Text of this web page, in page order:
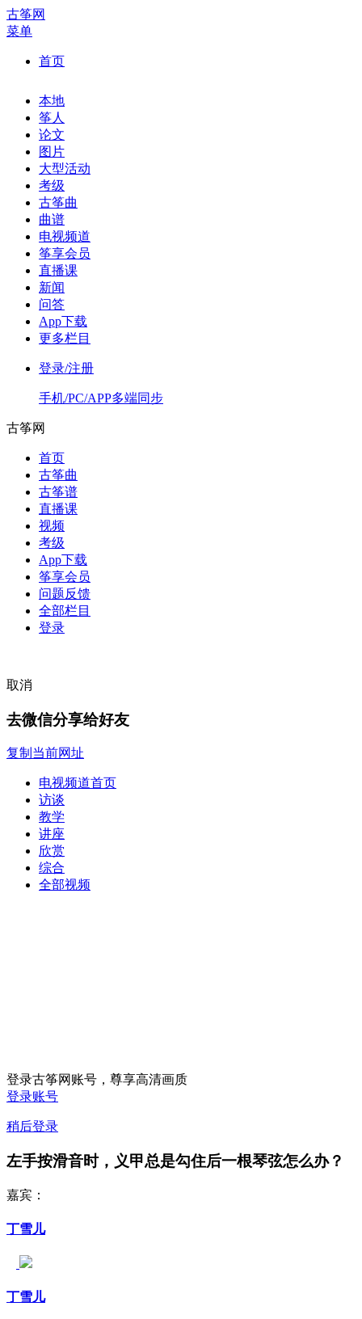
古筝网
菜单
首页
本地
筝人
论文
图片
大型活动
考级
古筝曲
曲谱
电视频道
筝享会员
直播课
新闻
问答
App下载
更多栏目
登录/注册
手机/PC/APP多端同步
古筝网
首页
古筝曲
古筝谱
直播课
视频
考级
App下载
筝享会员
问题反馈
全部栏目
登录
取消
去微信分享给好友
复制当前网址
电视频道首页
访谈
教学
讲座
欣赏
综合
全部视频
登录古筝网账号，尊享高清画质
登录账号
稍后登录
左手按滑音时，义甲总是勾住后一根琴弦怎么办？
嘉宾：
丁雪儿
丁雪儿